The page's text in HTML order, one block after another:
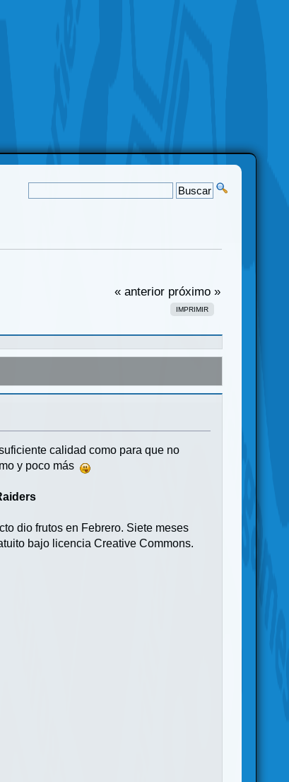
« anterior próximo »
IMPRIMIR
calidad como para que no
y poco más
dio frutos en Febrero. Siete meses
bajo licencia Creative Commons.